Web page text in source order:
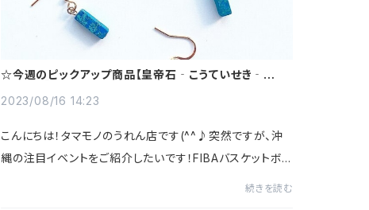
☆今週のピックアップ商品【皇帝石‐こうていせき‐天然
2023/08/16 14:23
こんにちは！タマモノのうれん店です(^^♪突然ですが、沖
縄の注目イベントをご紹介したいです！FIBAバスケットボ
続きを読む